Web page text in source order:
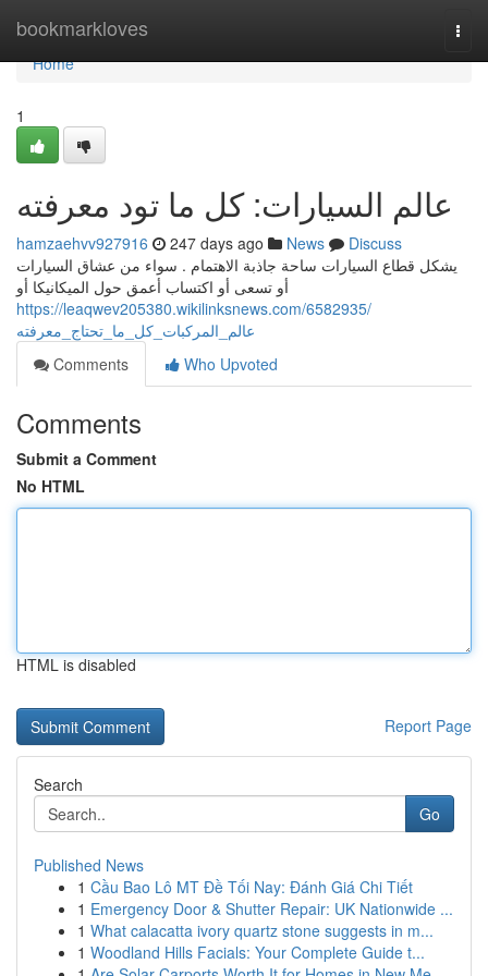
bookmarkloves
Home
Home
1
عالم السيارات: كل ما تود معرفته
hamzaehvv927916 247 days ago News
Discuss
يشكل قطاع السيارات ساحة جاذبة الاهتمام . سواء من عشاق السيارات
أو تسعى أو اكتساب أعمق حول الميكانيكا أو
https://leaqwev205380.wikilinksnews.com/6582935/
عالم_المركبات_كل_ما_تحتاج_معرفته
Comments
Who Upvoted
Comments
Submit a Comment
No HTML
HTML is disabled
Report Page
Search
Go
Published News
1 Cầu Bao Lô MT Đề Tối Nay: Đánh Giá Chi Tiết
1 Emergency Door & Shutter Repair: UK Nationwide ...
1 What calacatta ivory quartz stone suggests in m...
1 Woodland Hills Facials: Your Complete Guide t...